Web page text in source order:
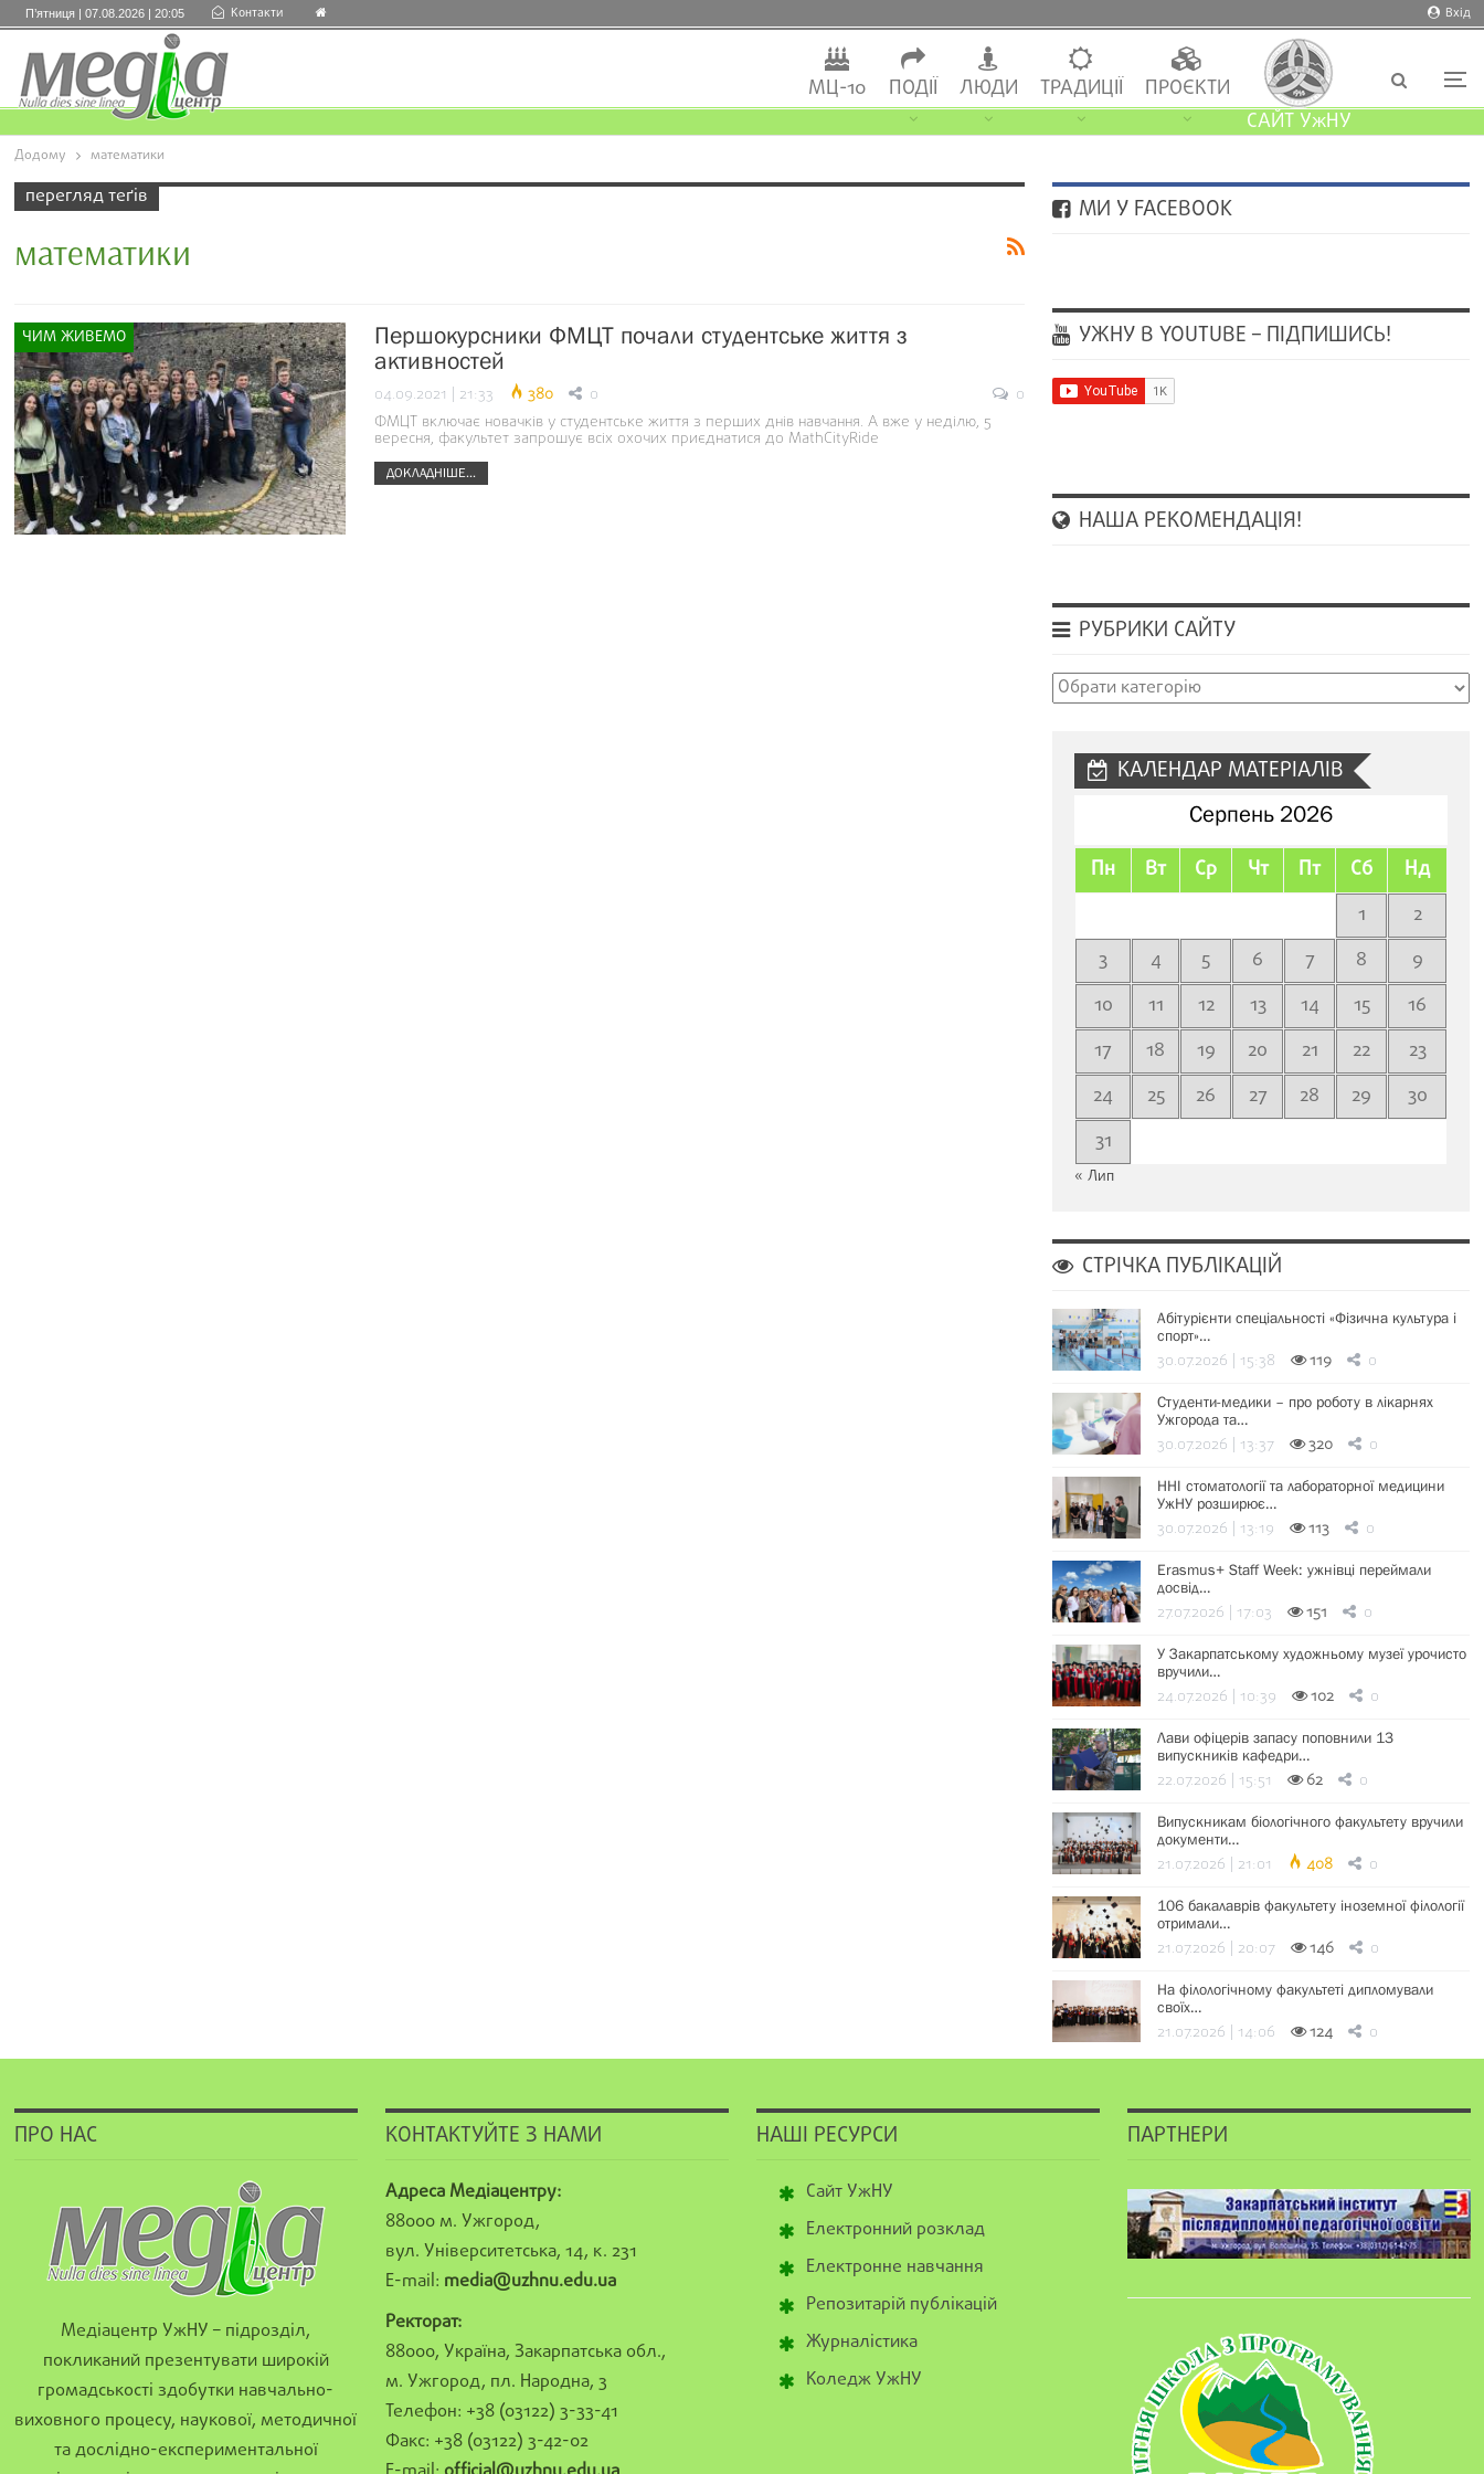
Вхід
П’ятниця | 07.08.2026 | 20:05 Контакти
МЦ-10 ПОДІЇ ЛЮДИ ТРАДИЦІЇ
ПРОЄКТИ
САЙТ УжНУ
Додому математики
перегляд теґів
математики
ЧИМ ЖИВЕМО
Першокурсники ФМЦТ почали студентське життя з
активностей
04.09.2021 | 21:33 380 0
0
ФМЦТ включає новачків у студентське життя з перших днів навчання. А вже у неділю, 5
вересня, факультет запрошує всіх охочих приєднатися до MathCityRide
ДОКЛАДНІШЕ...
МИ У FACEBOOK
УЖНУ В YOUTUBE – ПІДПИШИСЬ!
НАША РЕКОМЕНДАЦІЯ!
РУБРИКИ САЙТУ
Рубрики
КАЛЕНДАР МАТЕРІАЛІВ
Серпень 2026
Пн Вт Ср Чт Пт Сб Нд
1
2
3
4 5 6 7 8
9
10
11 12 13 14 15
16
17
18 19 20 21 22
23
24
25 26 27 28 29
30
31
« Лип
СТРІЧКА ПУБЛІКАЦІЙ
Абітурієнти спеціальності «Фізична культура і
спорт»…
30.07.2026 | 15:38 119 0
Студенти-медики – про роботу в лікарнях
Ужгорода та…
30.07.2026 | 13:37 320 0
ННІ стоматології та лабораторної медицини
УжНУ розширює…
30.07.2026 | 13:19 113 0
Erasmus+ Staff Week: ужнівці переймали
досвід…
27.07.2026 | 17:03 151 0
У Закарпатському художньому музеї урочисто
вручили…
24.07.2026 | 10:39 102 0
Лави офіцерів запасу поповнили 13
випускників кафедри…
22.07.2026 | 15:51 62 0
Випускникам біологічного факультету вручили
документи…
21.07.2026 | 21:01 408 0
106 бакалаврів факультету іноземної філології
отримали…
21.07.2026 | 20:07 146 0
На філологічному факультеті дипломували
своїх…
21.07.2026 | 14:06 124 0
ПРО НАС
Медіацентр УжНУ – підрозділ,
покликаний презентувати широкій
громадськості здобутки навчально-
виховного процесу, наукової, методичної
та дослідно-експериментальної
КОНТАКТУЙТЕ З НАМИ
Адреса Медіацентру:
88000 м. Ужгород,
вул. Університетська, 14, к. 231
E-mail: media@uzhnu.edu.ua
Ректорат:
88000, Україна, Закарпатська обл.,
м. Ужгород, пл. Народна, 3
Телефон: +38 (03122) 3-33-41
Факс: +38 (03122) 3-42-02
НАШІ РЕСУРСИ
Сайт УжНУ
Електронний розклад
Електронне навчання
Репозитарій публікацій
Журналістика
Коледж УжНУ
ПАРТНЕРИ